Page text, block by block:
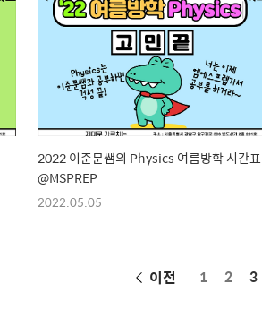
2022 이준문쌤의 Physics 여름방학 시간표
@MSPREP
2022.05.05
이전 1 2 3